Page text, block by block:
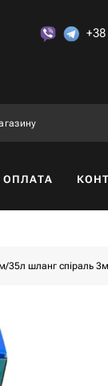
ОПЛАТА
35л шланг спіраль